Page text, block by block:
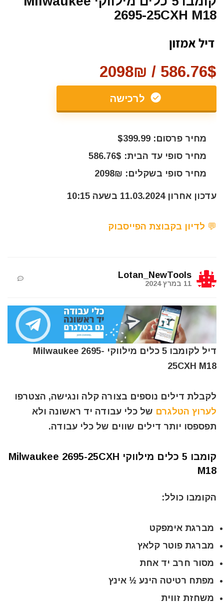
2695-25CXH M18
586.76$ / 2098₪
לרכישה
מחיר פרסום: $399.99
מחיר סופי עד הבית: 586.76$
מחיר סופי בשקלים: 2098₪
עדכון אחרון 11.03.2024 בשעה 10:15
💬 לדיון בקבוצת הפייסבוק
Lotan_NewTools
11 במרץ 2024
דיל לקומבו 5 כלים מילווקי Milwaukee 2695-
25CXH M18
לקבלת דילים נוספים בצורה קלה ונגישה, הצטרפו
לערוץ הטלגרם של כלי עבודה יד ראשונה ולא
תפספסו יותר דילים שווים של כלי עבודה.
קומבו 5 כלים מילווקי Milwaukee 2695-25CXH
M18
הקומבו כולל:
מברגת אימפקט
מברגת פוטר קלאץ
מסור חרב יד אחת
מפתח רטיטה הינע ½ אינץ
משחזת זווית